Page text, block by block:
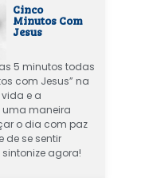
Cinco
Minutos Com
Jesus
5 minutos todas
com Jesus” na
vida e a
uma maneira
o dia com paz
de se sentir
agora!